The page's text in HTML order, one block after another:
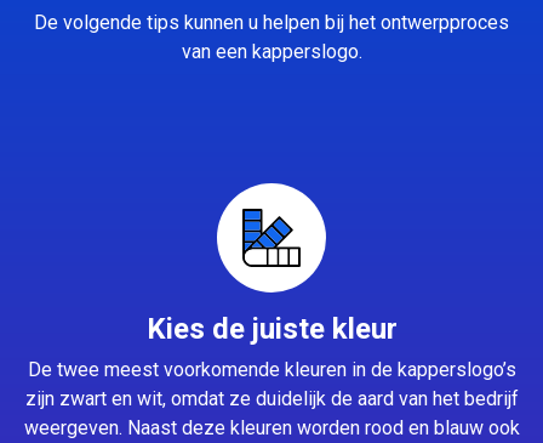
De volgende tips kunnen u helpen bij het ontwerpproces
van een kapperslogo.
Kies de juiste kleur
De twee meest voorkomende kleuren in de kapperslogo’s
zijn zwart en wit, omdat ze duidelijk de aard van het bedrijf
weergeven. Naast deze kleuren worden rood en blauw ook